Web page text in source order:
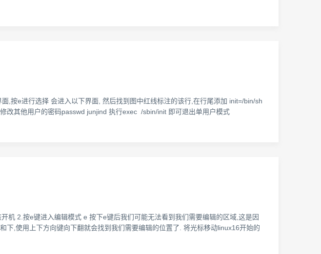
,按e进行选择 会进入以下界面, 然后找到图中红线标注的该行,在行尾添加 init=/bin/sh
改其他用户的密码passwd junjind 执行exec /sbin/init 即可退出单用户模式
机 2.按e键进入编辑模式 e 按下e键后我们可能无法看到我们需要编辑的区域,这是因
,使用上下方向键向下翻就会找到我们需要编辑的位置了. 将光标移动linux16开始的